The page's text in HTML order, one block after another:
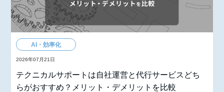
AI・効率化
2026年07月21日
テクニカルサポートは自社運営と代行サービスどち
らがおすすめ？メリット・デメリットを比較